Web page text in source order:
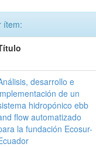
ítem:
desarrollo e
de un
hidropónico ebb
flow automatizado
la fundación Ecosur-